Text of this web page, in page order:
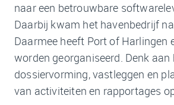
naar een betrouwbare
Daarbij kwam het havenbedrijf
Daarmee heeft Port of Harlingen
worden georganiseerd. Denk
dossiervorming, vastleggen en
van activiteiten en rapportages